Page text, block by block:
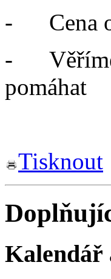
-
Cena
-
pomáhat
Tisknout
Kalendář